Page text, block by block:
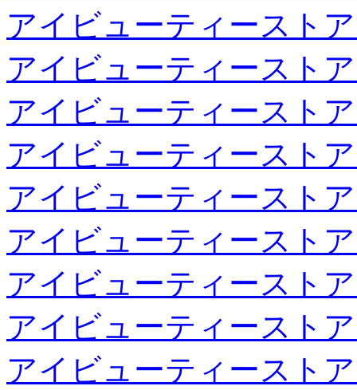
アイビューティースト
アイビューティースト
アイビューティースト
アイビューティースト
アイビューティースト
アイビューティースト
アイビューティースト
アイビューティースト
アイビューティースト